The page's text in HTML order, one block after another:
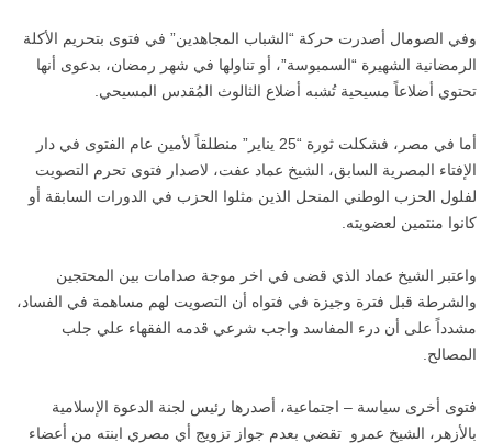
وفي الصومال أصدرت حركة “الشباب المجاهدين” في فتوى بتحريم الأكلة
الرمضانية الشهيرة “السمبوسة”، أو تناولها في شهر رمضان، بدعوى أنها
تحتوي أضلاعاً مسيحية تُشبه أضلاع الثالوث المُقدس المسيحي.
أما في مصر، فشكلت ثورة “25 يناير” منطلقاً لأمين عام الفتوى في دار
الإفتاء المصرية السابق، الشيخ عماد عفت، لاصدار فتوى تحرم التصويت
لفلول الحزب الوطني المنحل الذين مثلوا الحزب في الدورات السابقة أو
كانوا منتمين لعضويته.
واعتبر الشيخ عماد الذي قضى في اخر موجة صدامات بين المحتجين
والشرطة قبل فترة وجيزة في فتواه أن التصويت لهم مساهمة في الفساد،
مشدداً على أن درء المفاسد واجب شرعي قدمه الفقهاء علي جلب
المصالح.
فتوى أخرى سياسة – اجتماعية، أصدرها رئيس لجنة الدعوة الإسلامية
بالأزهر، الشيخ عمرو تقضي بعدم جواز تزويج أي مصري ابنته من أعضاء